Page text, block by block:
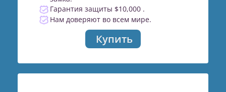
Гарантия защиты $10,000 .
Нам доверяют во всем мире.
Купить